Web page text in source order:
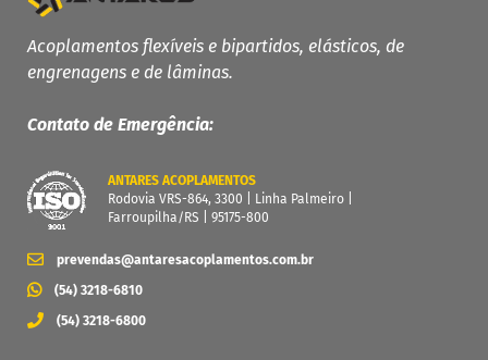
Acoplamentos flexíveis e bipartidos, elásticos, de
engrenagens e de lâminas.
Contato de Emergência:
ANTARES ACOPLAMENTOS
Rodovia VRS-864, 3300 | Linha Palmeiro |
Farroupilha/RS | 95175-800
prevendas@antaresacoplamentos.com.br
(54) 3218-6810
(54) 3218-6800
Linha Completa
Acoplamentos Flexíveis
Acoplamentos Elásticos
Acoplamento de Lâminas
Contra Recuos
MAIS
Garantia
Catálogo
Dimensione seu acoplamento
Central de Downloads